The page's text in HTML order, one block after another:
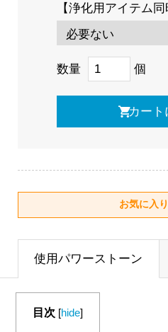
【浄化用アイテム
数量 個
使用パワーストーン
目次 [hide]